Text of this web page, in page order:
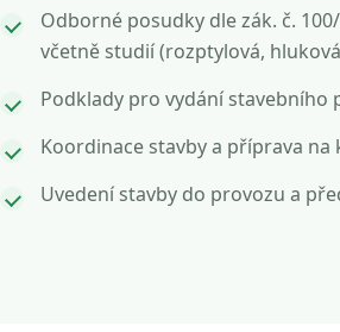
Odborné posudky dle zák. č.
včetně studií (rozptylová,
Podklady pro vydání stavebního
Koordinace stavby a příprava na
Uvedení stavby do provozu a